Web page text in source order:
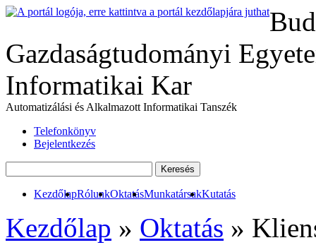
Gazdaságtudományi
Informatikai Kar
Automatizálási és Alkalmazott Informatikai Tanszék
Telefonkönyv
Bejelentkezés
KezdőlapRólunkOktatásMunkatársakKutatás
Kezdőlap » Oktatás »